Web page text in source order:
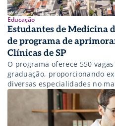
Educação
Estudantes de Medicina
de programa de
Clínicas de SP
O programa oferece 550
graduação, proporcionando
diversas especialidades no
América Latina.